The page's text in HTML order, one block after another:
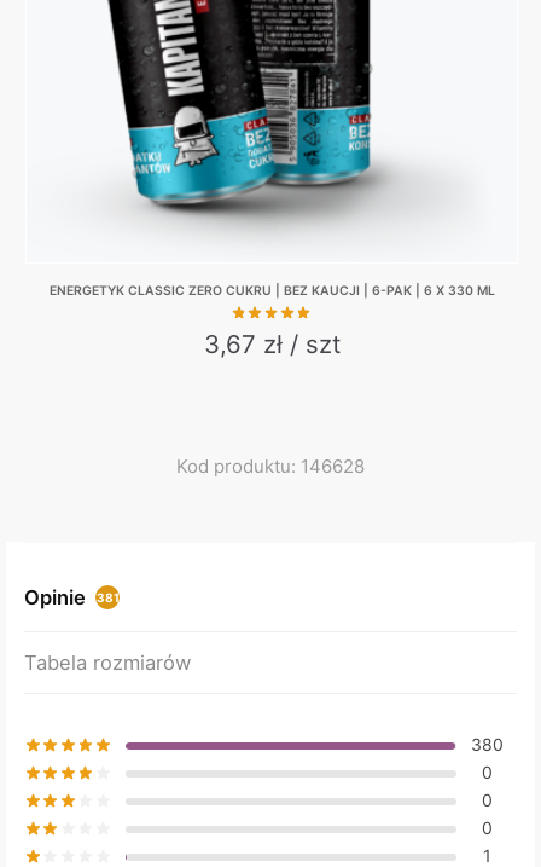
chosen
on
the
product
page
ENERGETYK CLASSIC ZERO CUKRU | BEZ KAUCJI | 6-PAK | 6 X 330 ML
3,67 zł / szt
Kod produktu: 146628
Opinie 381
Tabela rozmiarów
380
0
0
0
1